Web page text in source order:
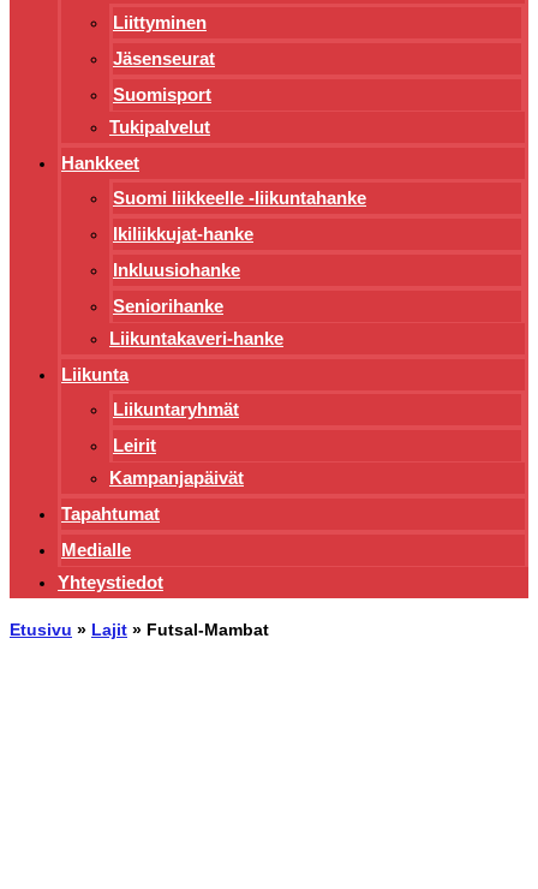
Liittyminen
Jäsenseurat
Suomisport
Tukipalvelut
Hankkeet
Suomi liikkeelle -liikuntahanke
Ikiliikkujat-hanke
Inkluusiohanke
Seniorihanke
Liikuntakaveri-hanke
Liikunta
Liikuntaryhmät
Leirit
Kampanjapäivät
Tapahtumat
Medialle
Yhteystiedot
Etusivu » Lajit » Futsal-Mambat